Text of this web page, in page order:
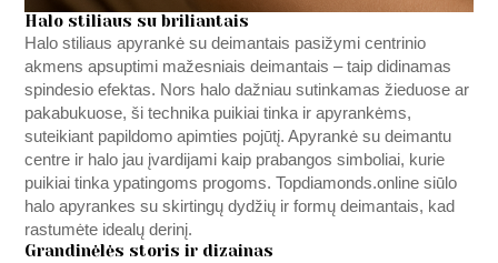
Halo stiliaus su briliantais
Halo stiliaus apyrankė su deimantais pasižymi centrinio
akmens apsuptimi mažesniais deimantais – taip didinamas
spindesio efektas. Nors halo dažniau sutinkamas žieduose ar
pakabukuose, ši technika puikiai tinka ir apyrankėms,
suteikiant papildomo apimties pojūtį. Apyrankė su deimantu
centre ir halo jau įvardijami kaip prabangos simboliai, kurie
puikiai tinka ypatingoms progoms.Topdiamonds.online siūlo
halo apyrankes su skirtingų dydžių ir formų deimantais, kad
rastumėte idealų derinį.
Grandinėlės storis ir dizainas